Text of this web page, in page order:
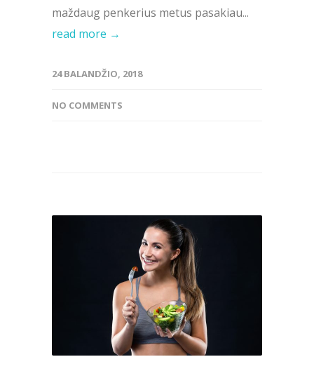
maždaug penkerius metus pasakiau...
read more →
24 BALANDŽIO, 2018
NO COMMENTS